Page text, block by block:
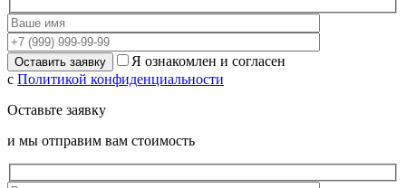
Я ознакомлен и согласен
с Политикой конфиденциальности
Оставьте заявку
и мы отправим вам стоимость